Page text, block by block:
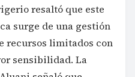
resaltó que este
surge de una gestión
recursos limitados con
sensibilidad. La